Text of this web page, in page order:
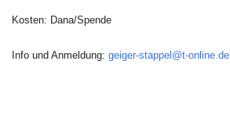
Kosten: Dana/Spende
Info und Anmeldung: geiger-stappel@t-online.de